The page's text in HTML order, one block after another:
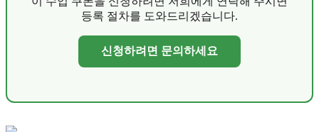
등록 절차를 도와드리겠습니다.
신청하려면 문의하세요